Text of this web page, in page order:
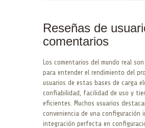
Reseñas de
comentarios
Los comentarios del mundo real
para entender el rendimiento del
usuarios de estas bases de carga
confiabilidad, facilidad de uso y
eficientes. Muchos usuarios
conveniencia de una configuración
integración perfecta en